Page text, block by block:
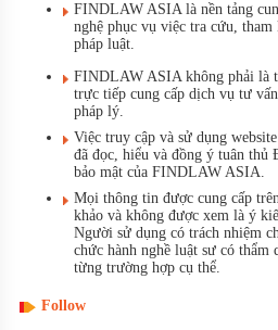
FINDLAW ASIA là nền tảng
nghệ phục vụ việc tra cứu,
pháp luật.
FINDLAW ASIA không phải là
trực tiếp cung cấp dịch vụ tư
pháp lý.
Việc truy cập và sử dụng
đã đọc, hiểu và đồng ý tuân thủ
bảo mật của FINDLAW ASIA.
Mọi thông tin được cung cấp
khảo và không được xem là ý
Người sử dụng có trách nhiệm
chức hành nghề luật sư có
từng trường hợp cụ thể.
Follow